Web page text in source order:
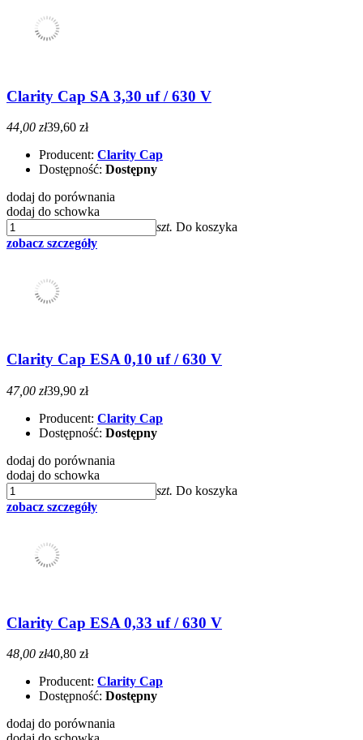
Clarity Cap SA 3,30 uf / 630 V
44,00 zł39,60 zł
Producent: Clarity Cap
Dostępność: Dostępny
dodaj do porównania
dodaj do schowka
szt. Do koszyka
zobacz szczegóły
Clarity Cap ESA 0,10 uf / 630 V
47,00 zł39,90 zł
Producent: Clarity Cap
Dostępność: Dostępny
dodaj do porównania
dodaj do schowka
szt. Do koszyka
zobacz szczegóły
Clarity Cap ESA 0,33 uf / 630 V
48,00 zł40,80 zł
Producent: Clarity Cap
Dostępność: Dostępny
dodaj do porównania